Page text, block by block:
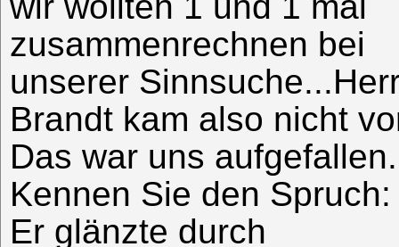
zusammenrechnen bei
unserer
Brandt kam also nicht
Das war uns aufgefallen.
Kennen Sie den Spruch:
Er glänzte durch